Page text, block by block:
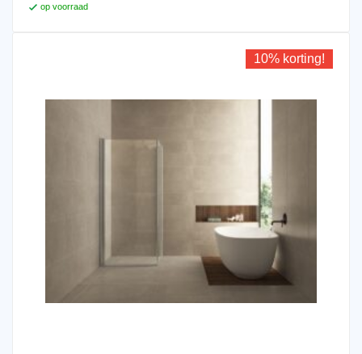
op voorraad
worden
10% korting!